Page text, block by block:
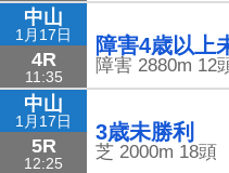
中山
1月17日
4R
11:35
障害4歳以上
障害 2880m 12
中山
1月17日
5R
12:25
3歳未勝利
芝 2000m 18頭